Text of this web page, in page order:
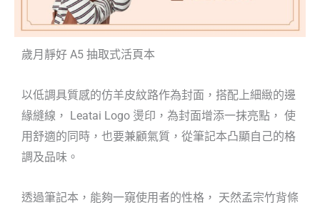
歲月靜好 A5 抽取式活頁本
以低調具質感的仿羊皮紋路作為封面，搭配上細緻的邊
緣縫線， Leatai Logo 燙印，為封面增添一抹亮點， 使
用舒適的同時，也要兼顧氣質，從筆記本凸顯自己的格
調及品味。
透過筆記本，能夠一窺使用者的性格， 天然孟宗竹背條